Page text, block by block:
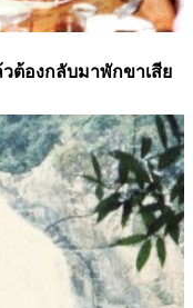
ต้องกลับมาพักขาเสีย